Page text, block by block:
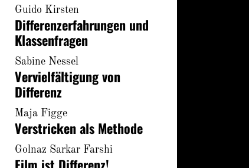
Guido Kirsten
Differenzerfahrungen und
Klassenfragen
Sabine Nessel
Vervielfältigung von
Differenz
Maja Figge
Verstricken als Methode
Golnaz Sarkar Farshi